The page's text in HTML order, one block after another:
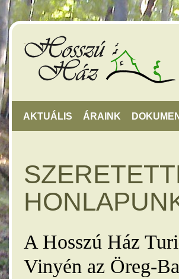
AKTUÁLIS ÁRAINK
A Hosszú Ház
Vinyén az Öreg-